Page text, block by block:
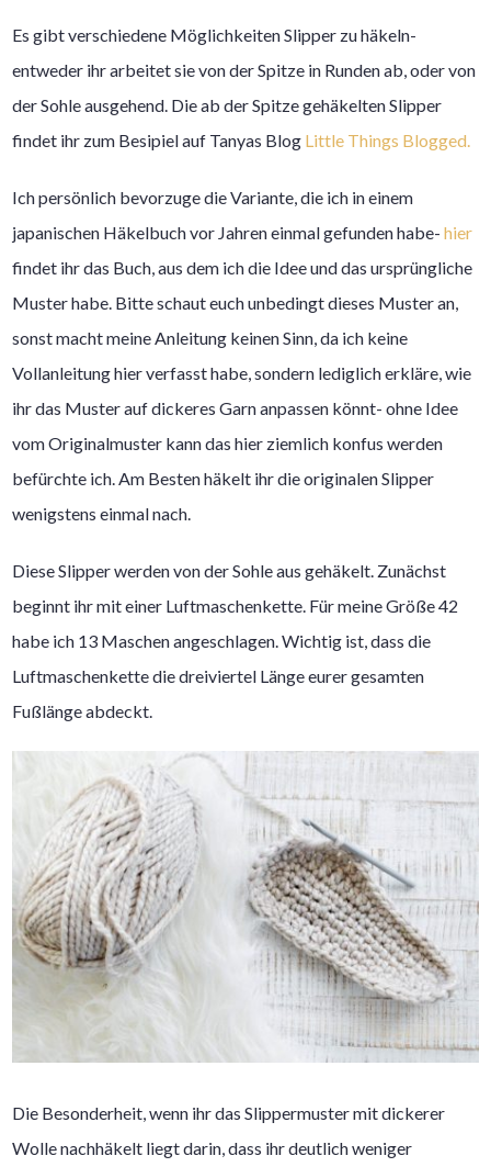
Es gibt verschiedene Möglichkeiten Slipper zu häkeln-
entweder ihr arbeitet sie von der Spitze in Runden ab, oder von
der Sohle ausgehend. Die ab der Spitze gehäkelten Slipper
findet ihr zum Besipiel auf Tanyas Blog Little Things Blogged.
Ich persönlich bevorzuge die Variante, die ich in einem
japanischen Häkelbuch vor Jahren einmal gefunden habe-hier
findet ihr das Buch, aus dem ich die Idee und das ursprüngliche
Muster habe. Bitte schaut euch unbedingt dieses Muster an,
sonst macht meine Anleitung keinen Sinn, da ich keine
Vollanleitung hier verfasst habe, sondern lediglich erkläre, wie
ihr das Muster auf dickeres Garn anpassen könnt- ohne Idee
vom Originalmuster kann das hier ziemlich konfus werden
befürchte ich. Am Besten häkelt ihr die originalen Slipper
wenigstens einmal nach.
Diese Slipper werden von der Sohle aus gehäkelt. Zunächst
beginnt ihr mit einer Luftmaschenkette. Für meine Größe 42
habe ich 13 Maschen angeschlagen. Wichtig ist, dass die
Luftmaschenkette die dreiviertel Länge eurer gesamten
Fußlänge abdeckt.
Die Besonderheit, wenn ihr das Slippermuster mit dickerer
Wolle nachhäkelt liegt darin, dass ihr deutlich weniger